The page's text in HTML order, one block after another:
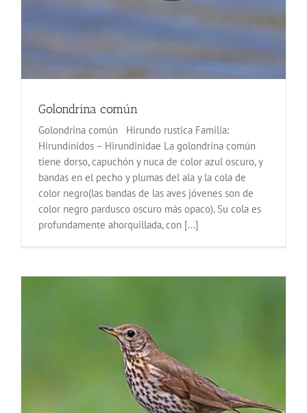
Golondrina común
Golondrina común Hirundo rustica Familia:
Hirundínidos – Hirundinidae La golondrina común
tiene dorso, capuchón y nuca de color azul oscuro, y
bandas en el pecho y plumas del ala y la cola de
color negro(las bandas de las aves jóvenes son de
color negro pardusco oscuro más opaco). Su cola es
profundamente ahorquillada, con [...]